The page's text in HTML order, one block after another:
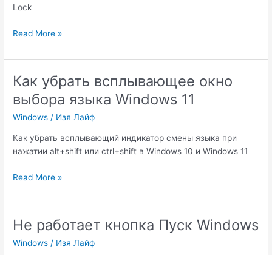
Lock
caps-
capslang.exe
Read More »
Как убрать всплывающее окно
выбора языка Windows 11
Windows / Изя Лайф
Как убрать всплывающий индикатор смены языка при
нажатии alt+shift или ctrl+shift в Windows 10 и Windows 11
Как
всплывающее
выбора
языка
Read More »
Не работает кнопка Пуск Windows
Windows / Изя Лайф